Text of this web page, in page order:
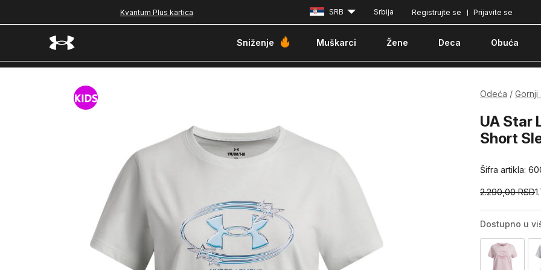
Kvantum Plus kartica Besplatna dostava za porudžbine iznad 6000 dinara Prijavite se
Registrujte se
SRB Srbija
Sniženje Muškarci Žene Deca Obuća
Odeća Gornji
UA Star
Short
Šifra artikla:
2.290,00 RSD
Dostupno u